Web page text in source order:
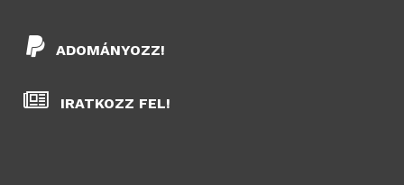
ADOMÁNYOZZ!
IRATKOZZ FEL!